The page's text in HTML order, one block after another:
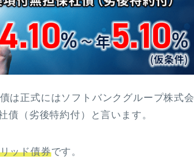
は正式にはソフトバンクグループ株式会
債（劣後特約付）と言います。
ッド債券です。